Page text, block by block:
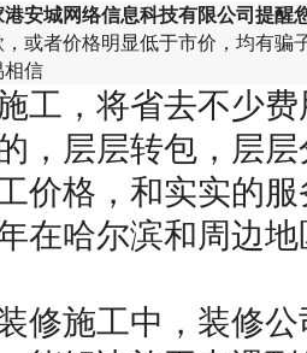
港安城网络信息科技有限公司提醒
，或者价格明显低于市价，均有骗
相信
工，将省去不少
，层层转包，层
价格，和实实的服
在哈尔滨和周边
修施工中，装修